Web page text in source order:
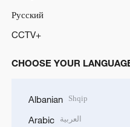
Русский
CCTV+
CHOOSE YOUR
Albanian Shqip
Arabic العربية